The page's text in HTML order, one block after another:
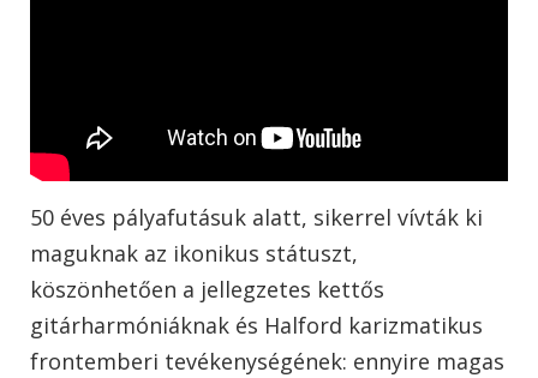
50 éves pályafutásuk alatt, sikerrel vívták ki
maguknak az ikonikus státuszt,
köszönhetően a jellegzetes kettős
gitárharmóniáknak és Halford karizmatikus
frontemberi tevékenységének: ennyire magas